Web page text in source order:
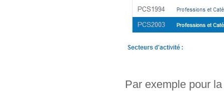
Par exemple pour